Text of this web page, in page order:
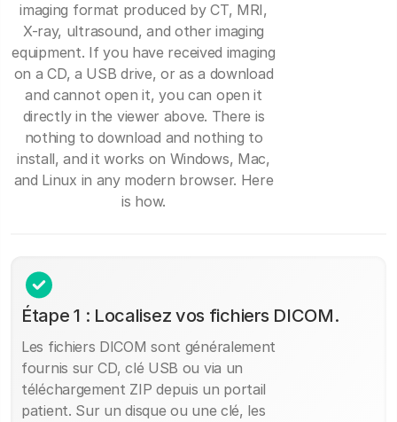
imaging format produced by CT, MRI,
X-ray, ultrasound, and other imaging
equipment. If you have received imaging
on a CD, a USB drive, or as a download
and cannot open it, you can open it
directly in the viewer above. There is
nothing to download and nothing to
install, and it works on Windows, Mac,
and Linux in any modern browser. Here
is how.
Étape 1 : Localisez vos fichiers DICOM.
Les fichiers DICOM sont généralement
fournis sur CD, clé USB ou via un
téléchargement ZIP depuis un portail
patient. Sur un disque ou une clé, les